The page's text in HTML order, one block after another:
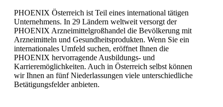
PHOENIX Österreich ist Teil eines international tätigen
Unternehmens. In 29 Ländern weltweit versorgt der
PHOENIX Arzneimittelgroßhandel die Bevölkerung mit
Arzneimitteln und Gesundheitsprodukten. Wenn Sie ein
internationales Umfeld suchen, eröffnet Ihnen die
PHOENIX hervorragende Ausbildungs- und
Karrieremöglichkeiten. Auch in Österreich selbst können
wir Ihnen an fünf Niederlassungen viele unterschiedliche
Betätigungsfelder anbieten.